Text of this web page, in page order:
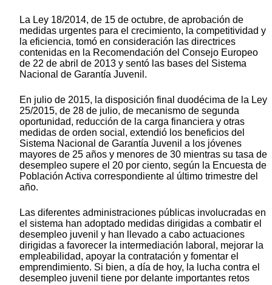
La Ley 18/2014, de 15 de octubre, de aprobación de
medidas urgentes para el crecimiento, la competitividad y
la eficiencia, tomó en consideración las directrices
contenidas en la Recomendación del Consejo Europeo
de 22 de abril de 2013 y sentó las bases del Sistema
Nacional de Garantía Juvenil.
En julio de 2015, la disposición final duodécima de la Ley
25/2015, de 28 de julio, de mecanismo de segunda
oportunidad, reducción de la carga financiera y otras
medidas de orden social, extendió los beneficios del
Sistema Nacional de Garantía Juvenil a los jóvenes
mayores de 25 años y menores de 30 mientras su tasa de
desempleo supere el 20 por ciento, según la Encuesta de
Población Activa correspondiente al último trimestre del
año.
Las diferentes administraciones públicas involucradas en
el sistema han adoptado medidas dirigidas a combatir el
desempleo juvenil y han llevado a cabo actuaciones
dirigidas a favorecer la intermediación laboral, mejorar la
empleabilidad, apoyar la contratación y fomentar el
emprendimiento. Si bien, a día de hoy, la lucha contra el
desempleo juvenil tiene por delante importantes retos